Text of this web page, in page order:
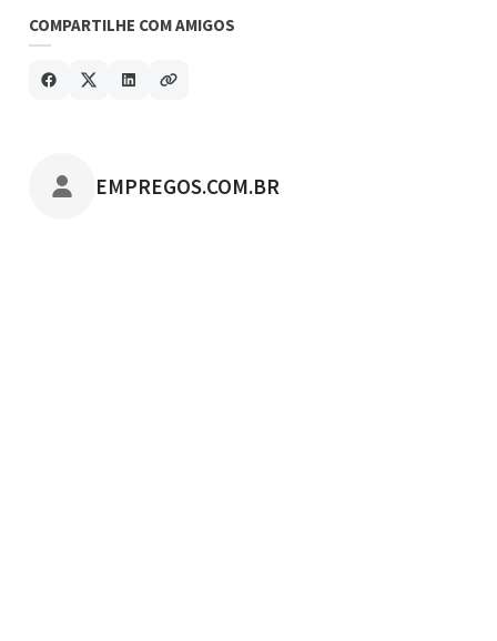
COMPARTILHE COM AMIGOS
POSTADO POR
EMPREGOS.COM.BR